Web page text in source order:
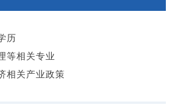
历
等相关专业
相关产业政策